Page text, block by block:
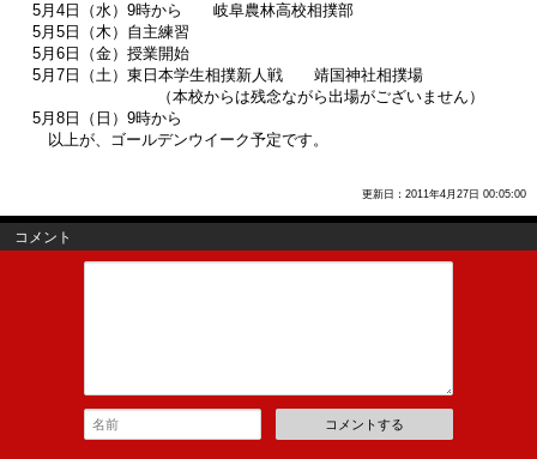
5月4日（水）9時から 岐阜農林高校相撲部
5月5日（木）自主練習
5月6日（金）授業開始
5月7日（土）東日本学生相撲新人戦 靖国神社相撲場
（本校からは残念ながら出場がございません）
5月8日（日）9時から
以上が、ゴールデンウイーク予定です。
更新日：2011年4月27日 00:05:00
コメント
コメントする